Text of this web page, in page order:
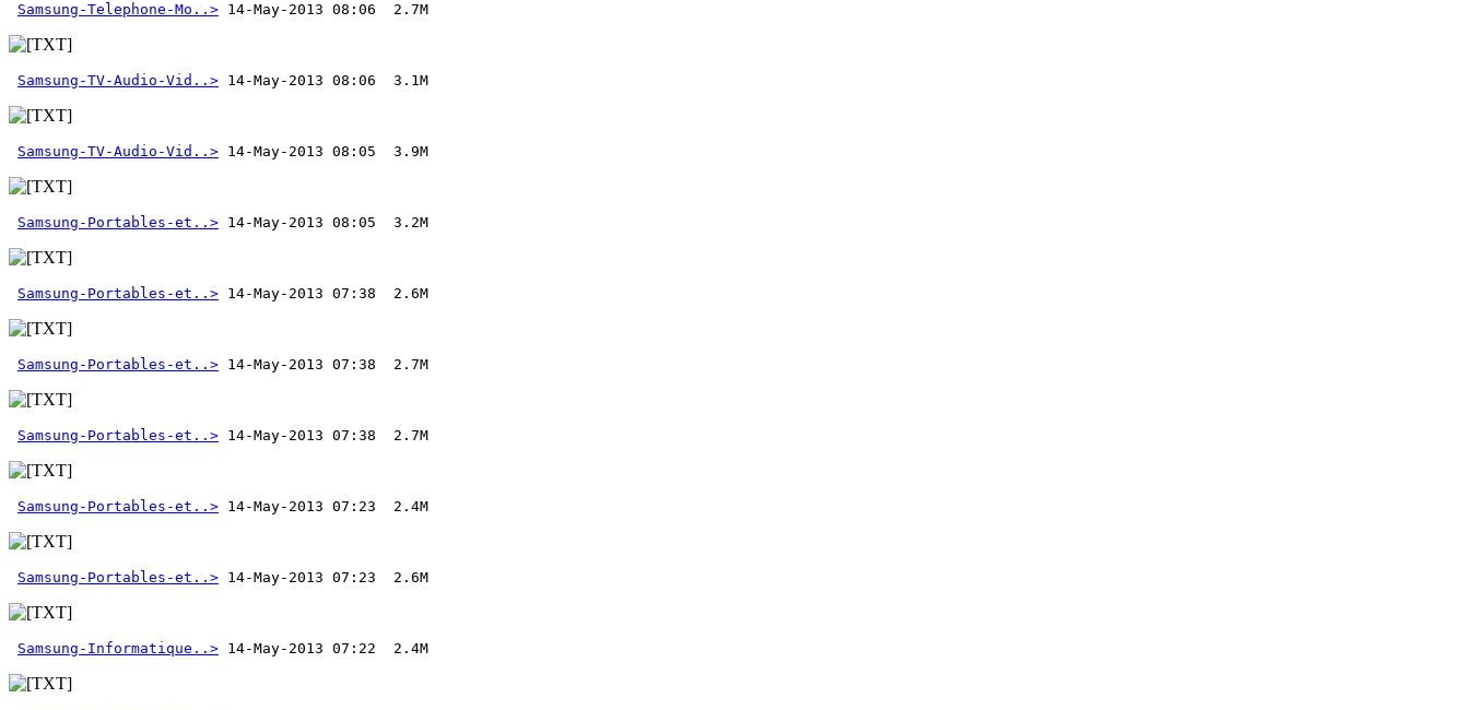
Samsung-Telephone-Mo..>
Samsung-TV-Audio-Vid..>
Samsung-TV-Audio-Vid..>
Samsung-Portables-et..>
Samsung-Portables-et..>
Samsung-Portables-et..>
Samsung-Portables-et..>
Samsung-Portables-et..>
Samsung-Portables-et..>
Samsung-Informatique..> 14-May-2013 07:22  2.4M